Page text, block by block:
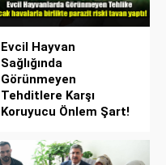
Evcil Hayvan
Sağlığında
Görünmeyen
Tehditlere Karşı
Koruyucu Önlem Şart!